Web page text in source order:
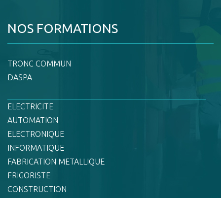
NOS FORMATIONS
TRONC COMMUN
DASPA
ELECTRICITE
AUTOMATION
ELECTRONIQUE
INFORMATIQUE
FABRICATION METALLIQUE
FRIGORISTE
CONSTRUCTION